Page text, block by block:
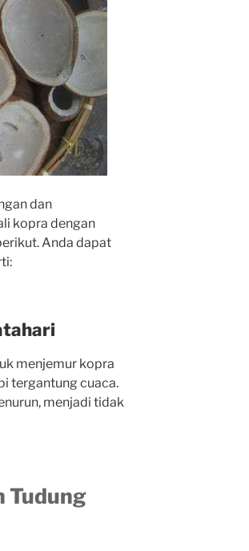
dan
kopra dengan
Anda dapat
menjemur kopra
tergantung cuaca.
menjadi tidak
Tudung